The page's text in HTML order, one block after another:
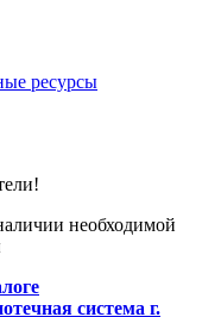
ресурсы
необходимой
система г.